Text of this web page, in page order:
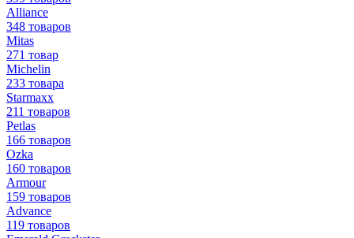
Alliance
348 товаров
Mitas
271 товар
Michelin
233 товара
Starmaxx
211 товаров
Petlas
166 товаров
Ozka
160 товаров
Armour
159 товаров
Advance
119 товаров